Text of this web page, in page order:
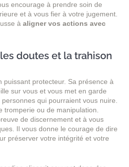
encourage à prendre soin de
et à vous fier à votre jugement.
à aligner vos actions avec
doutes et la trahison
puissant protecteur. Sa présence à
sur vous et vous met en garde
qui pourraient vous nuire.
tromperie ou de manipulation.
de discernement et à vous
Il vous donne le courage de dire
préserver votre intégrité et votre